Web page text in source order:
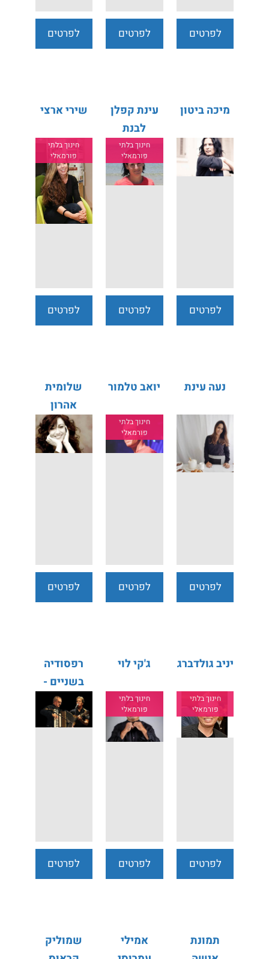
לפרטים
לפרטים
לפרטים
מיכה ביטון
לפרטים
עינת קפלן
לבנת
חינוך בלתי
פורמאלי
לפרטים
שירי ארצי
חינוך בלתי
פורמאלי
לפרטים
נעה עינת
לפרטים
יואב טלמור
חינוך בלתי
פורמאלי
לפרטים
שלומית
אהרון
במופע
אינטימי
לפרטים
יניב גולדברג
חינוך בלתי
פורמאלי
לפרטים
ג'קי לוי
חינוך בלתי
פורמאלי
לפרטים
רפסודיה
בשניים -
אורי הרפז
ויוסי
לפרטים
תמונת
אמילי
שמוליק